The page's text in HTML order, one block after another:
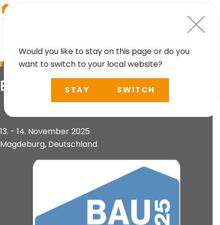
EVENT
BauScan 2025
13. - 14. November 2025
Magdeburg, Deutschland
Would you like to stay on this page or do you
want to switch to your local website?
STAY SWITCH